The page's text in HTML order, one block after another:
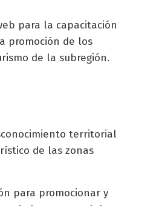
para la capacitación
promoción de los
de la subregión.
territorial
de las zonas
para promocionar y